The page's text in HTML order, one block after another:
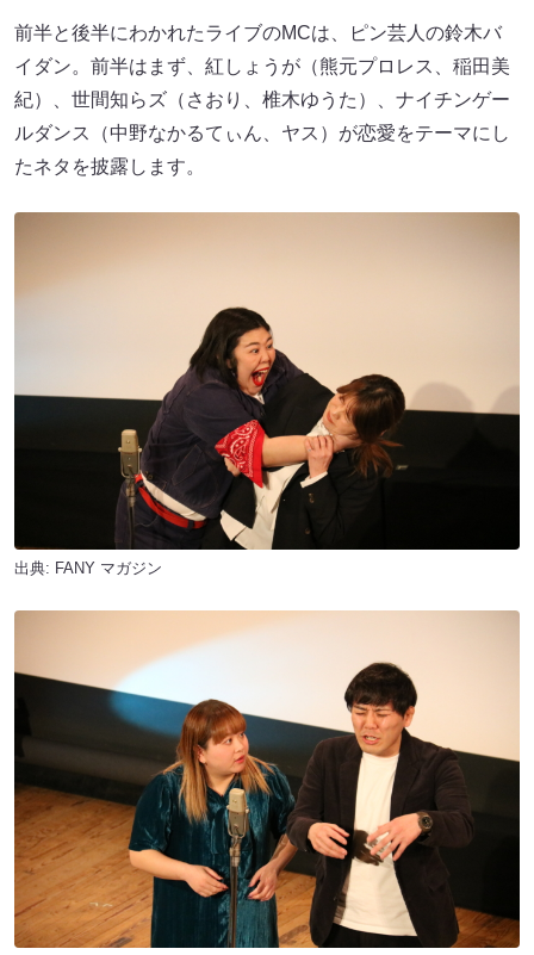
前半と後半にわかれたライブのMCは、ピン芸人の鈴木バ
イダン。前半はまず、紅しょうが（熊元プロレス、稲田美
紀）、世間知らズ（さおり、椎木ゆうた）、ナイチンゲー
ルダンス（中野なかるてぃん、ヤス）が恋愛をテーマにし
たネタを披露します。
出典: FANY マガジン